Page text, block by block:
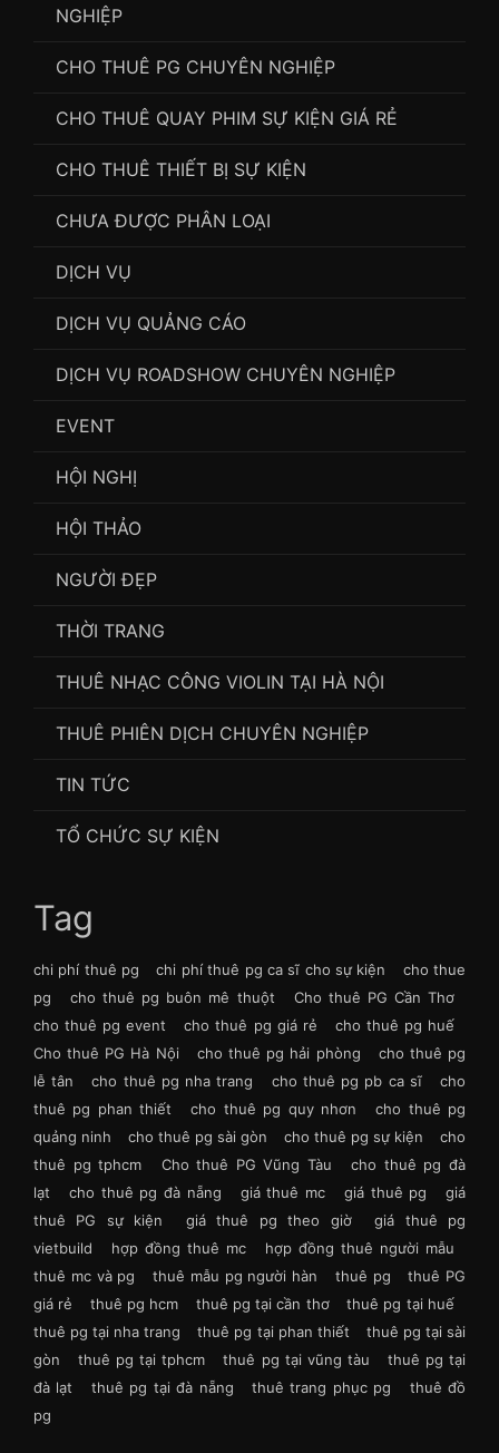
NGHIỆP
CHO THUÊ PG CHUYÊN NGHIỆP
CHO THUÊ QUAY PHIM SỰ KIỆN GIÁ RẺ
CHO THUÊ THIẾT BỊ SỰ KIỆN
CHƯA ĐƯỢC PHÂN LOẠI
DỊCH VỤ
DỊCH VỤ QUẢNG CÁO
DỊCH VỤ ROADSHOW CHUYÊN NGHIỆP
EVENT
HỘI NGHỊ
HỘI THẢO
NGƯỜI ĐẸP
THỜI TRANG
THUÊ NHẠC CÔNG VIOLIN TẠI HÀ NỘI
THUÊ PHIÊN DỊCH CHUYÊN NGHIỆP
TIN TỨC
TỔ CHỨC SỰ KIỆN
Tag
chi phí thuê pg chi phí thuê pg ca sĩ cho sự kiện
cho thue
pg
cho thuê pg buôn mê thuột
Cho thuê PG Cần Thơ
cho thuê pg event
cho thuê pg giá rẻ
cho thuê pg huế
Cho thuê PG Hà Nội
cho thuê pg hải phòng
cho thuê pg
lễ tân
cho thuê pg nha trang cho thuê pg pb ca sĩ
cho
thuê pg phan thiết
cho thuê pg quy nhơn
cho thuê pg
quảng ninh
cho thuê pg sài gòn cho thuê pg sự kiện
cho
thuê pg tphcm
Cho thuê PG Vũng Tàu
cho thuê pg đà
lạt
cho thuê pg đà nẵng giá thuê mc giá thuê pg
giá
thuê PG sự kiện
giá thuê pg theo giờ
giá thuê pg
vietbuild
hợp đồng thuê mc
hợp đồng thuê người mẫu
thuê mc và pg
thuê mẫu pg người hàn thuê pg
thuê PG
giá rẻ
thuê pg hcm thuê pg tại cần thơ
thuê pg tại huế
thuê pg tại nha trang
thuê pg tại phan thiết
thuê pg tại sài
gòn
thuê pg tại tphcm thuê pg tại vũng tàu
thuê pg tại
đà lạt
thuê pg tại đà nẵng thuê trang phục pg
thuê đồ
pg